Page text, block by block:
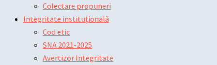
Colectare propuneri
Integritate instituțională
Cod etic
SNA 2021-2025
Avertizor Integritate